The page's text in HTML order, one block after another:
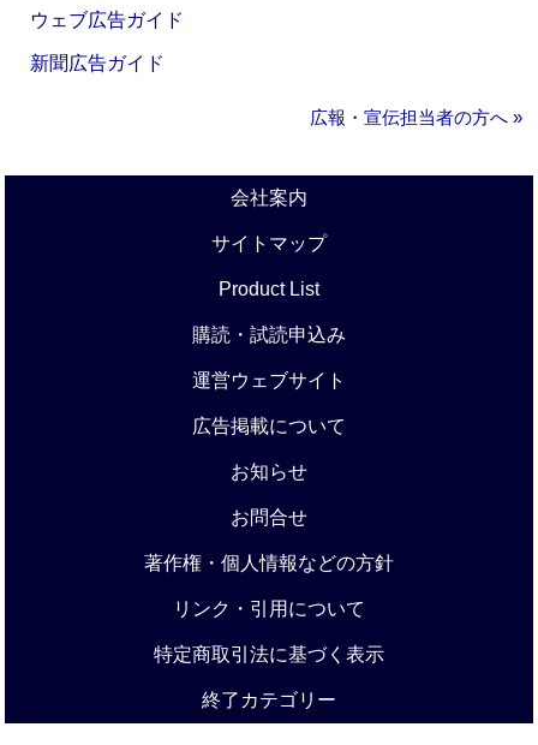
ウェブ広告ガイド
新聞広告ガイド
広報・宣伝担当者の方へ »
会社案内
サイトマップ
Product List
購読・試読申込み
運営ウェブサイト
広告掲載について
お知らせ
お問合せ
著作権・個人情報などの方針
リンク・引用について
特定商取引法に基づく表示
終了カテゴリー